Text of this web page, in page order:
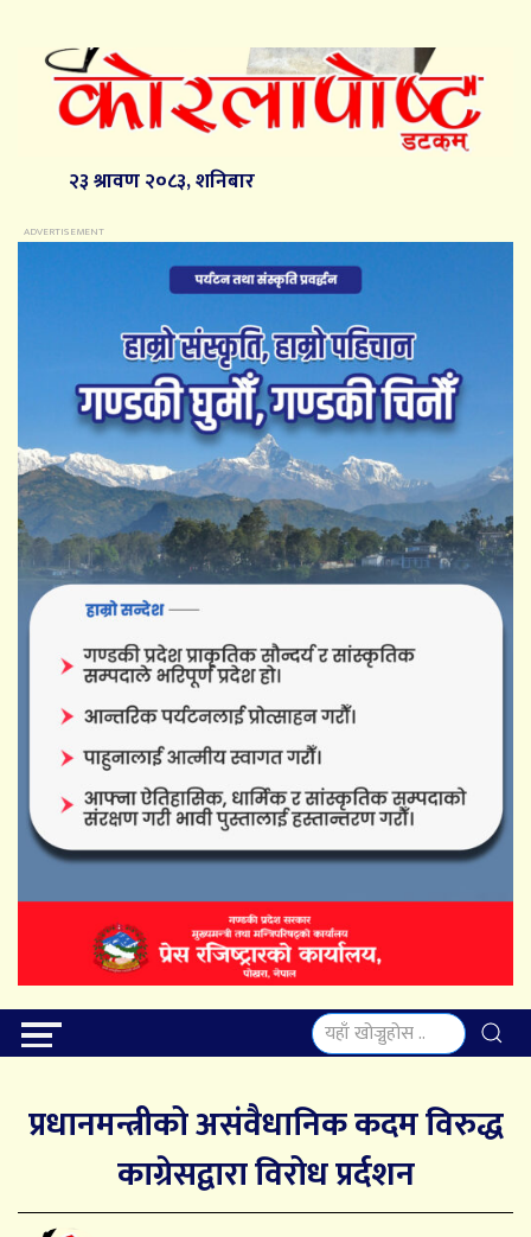
२३ श्रावण २०८३, शनिबार
प्रधानमन्त्रीको असंवैधानिक कदम विरुद्ध
काग्रेसद्वारा विरोध प्रर्दशन